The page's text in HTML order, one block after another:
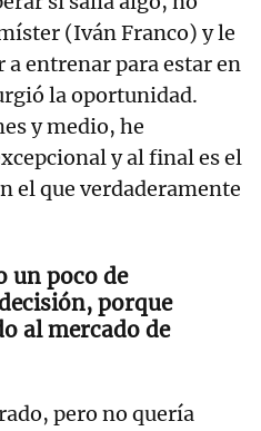
(Iván Franco) y le
entrenar para estar en
la oportunidad.
y medio, he
y al final es el
el que verdaderamente
un poco de
porque
al mercado de
pero no quería